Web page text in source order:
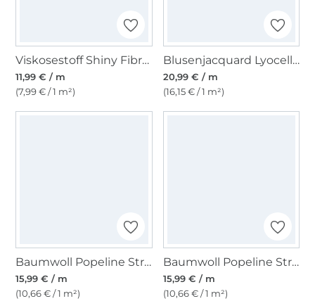
Viskosestoff Shiny Fibre Mood, orange
11,99 € / m
(7,99 € / 1 m²)
Blusenjacquard Lyocell Crinckle Fibre Mood, vanille
20,99 € / m
(16,15 € / 1 m²)
Baumwoll Popeline Stripes Fibre Mood, beige
15,99 € / m
(10,66 € / 1 m²)
Baumwoll Popeline Stripes Fibre Mood, wollweiß
15,99 € / m
(10,66 € / 1 m²)